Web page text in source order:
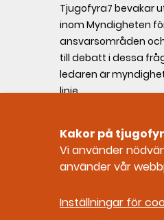
Tjugofyra7 bevakar
inom Myndigheten
ansvarsområden
till debatt i dessa
ledaren är
linje.
Ges ut av
försvar
mcf.se
Kakor på
Vi använder
använder vår
Inställningar för